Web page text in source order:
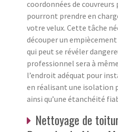
coordonnées de
pourront prendre en
votre velux. Cette tâche
découper un
qui peut se révéler
professionnel sera à
l’endroit adéquat pour
en réalisant une isolation
ainsi qu’une étanchéité
Nettoyage de